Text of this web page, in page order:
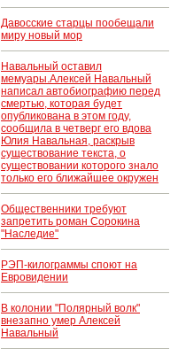
Давосские старцы пообещали
миру новый мор
Навальный оставил
мемуары.Алексей Навальный
написал автобиографию перед
смертью, которая будет
опубликована в этом году,
сообщила в четверг его вдова
Юлия Навальная, раскрыв
существование текста, о
существовании которого знало
только его ближайшее окружен
Общественники требуют
запретить роман Сорокина
"Наследие"
РЭП-килограммы споют на
Евровидении
В колонии "Полярный волк"
внезапно умер Алексей
Навальный